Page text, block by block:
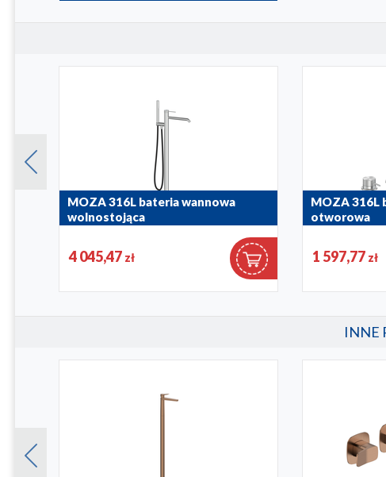
842-062-34
MOZA 316L bateria wannowa
wolnostojąca
4 045,47 zł
MOZA 316L
otworowa
1 597,77 zł
INNE